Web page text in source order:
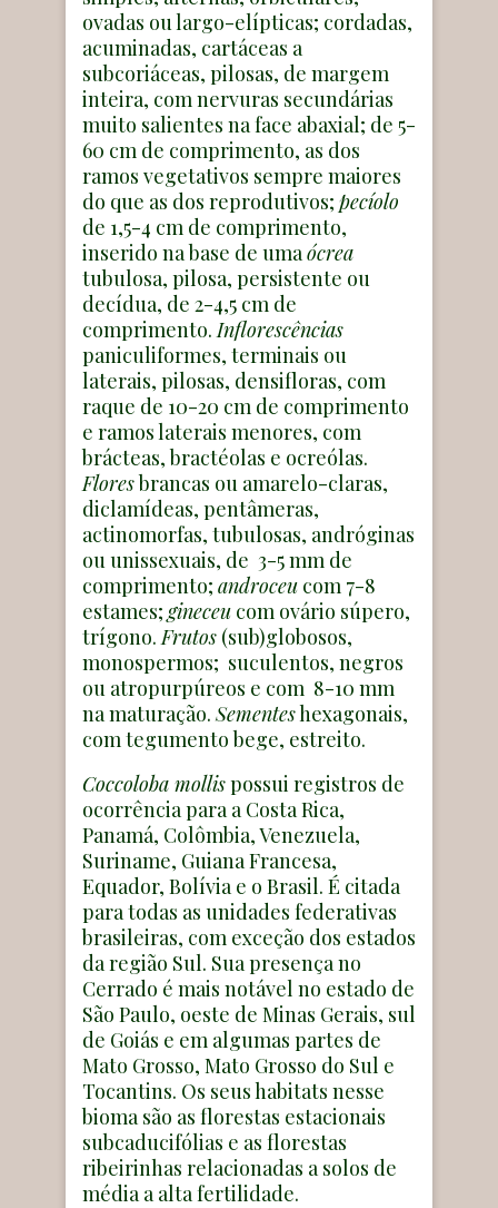
ovadas ou largo-elípticas; cordadas,
acuminadas, cartáceas a
subcoriáceas, pilosas, de margem
inteira, com nervuras secundárias
muito salientes na face abaxial; de 5-
60 cm de comprimento, as dos
ramos vegetativos sempre maiores
do que as dos reprodutivos; pecíolo
de 1,5-4 cm de comprimento,
inserido na base de uma ócrea
tubulosa, pilosa, persistente ou
decídua, de 2-4,5 cm de
comprimento. Inflorescências
paniculiformes, terminais ou
laterais, pilosas, densifloras, com
raque de 10-20 cm de comprimento
e ramos laterais menores, com
brácteas, bractéolas e ocreólas.
Floresbrancas ou amarelo-claras,
diclamídeas, pentâmeras,
actinomorfas, tubulosas, andróginas
ou unissexuais, de 3-5 mm de
comprimento; androceu com 7-8
estames; gineceu com ovário súpero,
trígono. Frutos (sub)globosos,
monospermos; suculentos, negros
ou atropurpúreos e com 8-10 mm
na maturação. Sementeshexagonais,
com tegumento bege, estreito.
Coccoloba mollispossui registros de
ocorrência para a Costa Rica,
Panamá, Colômbia, Venezuela,
Suriname, Guiana Francesa,
Equador, Bolívia e o Brasil. É citada
para todas as unidades federativas
brasileiras, com exceção dos estados
da região Sul. Sua presença no
Cerrado é mais notável no estado de
São Paulo, oeste de Minas Gerais, sul
de Goiás e em algumas partes de
Mato Grosso, Mato Grosso do Sul e
Tocantins. Os seus habitats nesse
bioma são as florestas estacionais
subcaducifólias e as florestas
ribeirinhas relacionadas a solos de
média a alta fertilidade.